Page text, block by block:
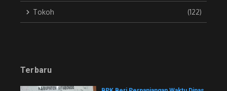
Tokoh (122)
Terbaru